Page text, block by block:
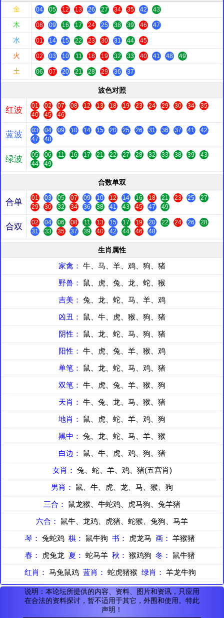
金
04 05 12 13 26 27 34 35 42 43
木 08 09 16 17 24 25 38 39 46 47
水 01 14 15 22 23 30 31 44 45
火 02 03 10 11 18 19 32 33 40 41 48 49
土 06 07 20 21 28 29 36 37
波色对照
红波 01 02 07 08 12 13 18 19 23 24 29 30 34
35
40
45 46
蓝波 03 04 09 10 14 15 20 25 26 31 36 37 41
42
47
48
绿波 05 06 11 16 17 21 22 27 28 32 33 38 39
43
44
49
合数单双
合单 01 03 05 07 09 10 12 14 16 18 21 23 25
27
29
30 32 34 36 38 41 43 45 47 49
合双 02 04 06 08 11 13 15 17 19 20 22 24 26
28
31
33 35 37 39 40 42 44 46 48
生肖属性
家禽： 牛、马、羊、鸡、狗、猪
野兽： 鼠、虎、兔、龙、蛇、猴
吉美： 兔、龙、蛇、马、羊、鸡
凶丑： 鼠、牛、虎、猴、狗、猪
阴性： 鼠、龙、蛇、马、狗、猪
阳性： 牛、虎、兔、羊、猴、鸡
单笔： 鼠、龙、蛇、马、鸡、猪
双笔： 牛、虎、兔、羊、猴、狗
天肖： 牛、兔、龙、马、猴、猪
地肖： 鼠、虎、蛇、羊、鸡、狗
黑中： 兔、龙、蛇、马、羊、猴
白边： 鼠、牛、虎、鸡、狗、猪
女肖： 兔、蛇、羊、鸡、猪(五宫肖)
男肖： 鼠、牛、虎、龙、马、猴、狗
三合： 鼠龙猴、牛蛇鸡、虎马狗、兔羊猪
六合： 鼠牛、龙鸡、虎猪、蛇猴、兔狗、马羊
琴： 兔蛇鸡 棋： 鼠牛狗 书： 虎龙马 画： 羊猴猪
春：
虎兔龙 夏： 蛇马羊 秋： 猴鸡狗 冬： 鼠牛猪
红肖： 马兔鼠鸡 蓝肖： 蛇虎猪猴 绿肖： 羊龙牛狗
说明：本论坛所提供的内容、资料、图片和资讯，只应用
在合法的资料探讨，暂不适用于其它，外围和使用。特此
声明！